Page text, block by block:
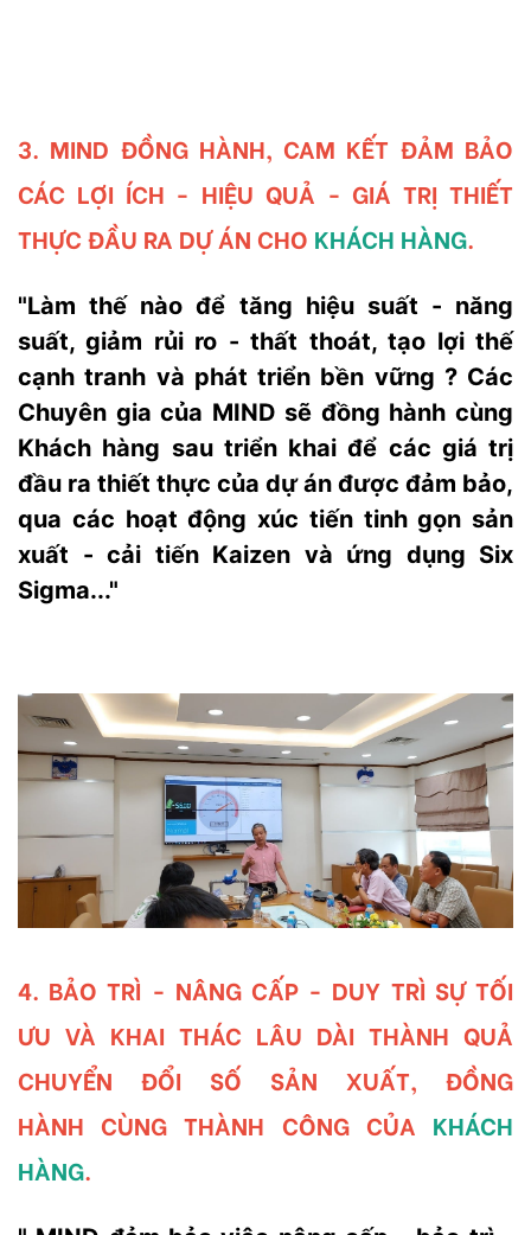
3. MIND ĐỒNG HÀNH, CAM KẾT ĐẢM BẢO
CÁC LỢI ÍCH - HIỆU QUẢ - GIÁ TRỊ THIẾT
THỰC ĐẦU RA DỰ ÁN CHO KHÁCH HÀNG.
"Làm thế nào để tăng hiệu suất - năng
suất, giảm rủi ro - thất thoát, tạo lợi thế
cạnh tranh và phát triển bền vững ? Các
Chuyên gia của MIND sẽ đồng hành cùng
Khách hàng sau triển khai để các giá trị
đầu ra thiết thực của dự án được đảm bảo,
qua các hoạt động xúc tiến tinh gọn sản
xuất - cải tiến Kaizen và ứng dụng Six
Sigma..."
4. BẢO TRÌ - NÂNG CẤP - DUY TRÌ SỰ TỐI
ƯU VÀ KHAI THÁC LÂU DÀI THÀNH QUẢ
CHUYỂN ĐỔI SỐ SẢN XUẤT, ĐỒNG
HÀNH CÙNG THÀNH CÔNG CỦA KHÁCH
HÀNG.